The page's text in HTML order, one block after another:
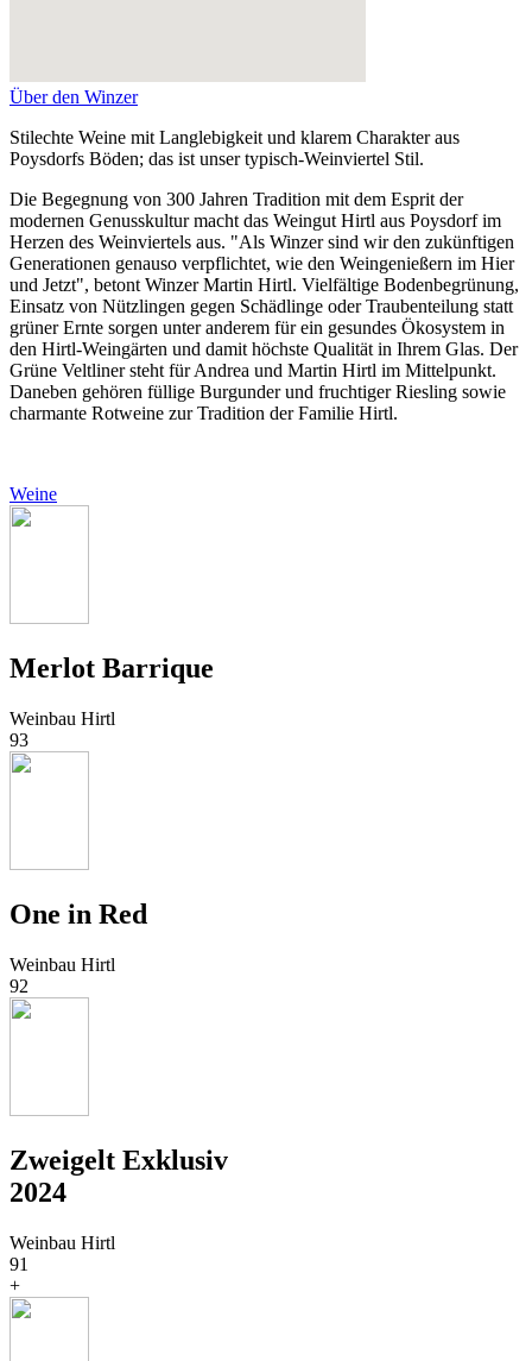
Über den Winzer
Stilechte Weine mit Langlebigkeit und klarem Charakter aus
Poysdorfs Böden; das ist unser typisch-Weinviertel Stil.
Die Begegnung von 300 Jahren Tradition mit dem Esprit der
modernen Genusskultur macht das Weingut Hirtl aus Poysdorf im
Herzen des Weinviertels aus. "Als Winzer sind wir den zukünftigen
Generationen genauso verpflichtet, wie den Weingenießern im Hier
und Jetzt", betont Winzer Martin Hirtl. Vielfältige Bodenbegrünung,
Einsatz von Nützlingen gegen Schädlinge oder Traubenteilung statt
grüner Ernte sorgen unter anderem für ein gesundes Ökosystem in
den Hirtl-Weingärten und damit höchste Qualität in Ihrem Glas. Der
Grüne Veltliner steht für Andrea und Martin Hirtl im Mittelpunkt.
Daneben gehören füllige Burgunder und fruchtiger Riesling sowie
charmante Rotweine zur Tradition der Familie Hirtl.
Weine
Merlot Barrique
Weinbau Hirtl
93
One in Red
Weinbau Hirtl
92
Zweigelt Exklusiv
2024
Weinbau Hirtl
91
+